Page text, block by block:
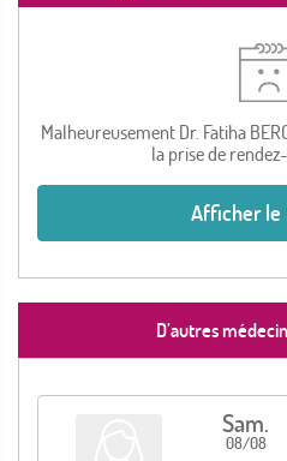
Malheureusement Dr. Fatiha
la prise de
Afficher le
D’autres
Sam.
08/08